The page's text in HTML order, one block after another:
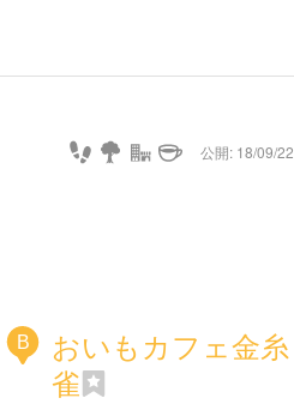
公開: 18/09/22
B
おいもカフェ金糸
雀